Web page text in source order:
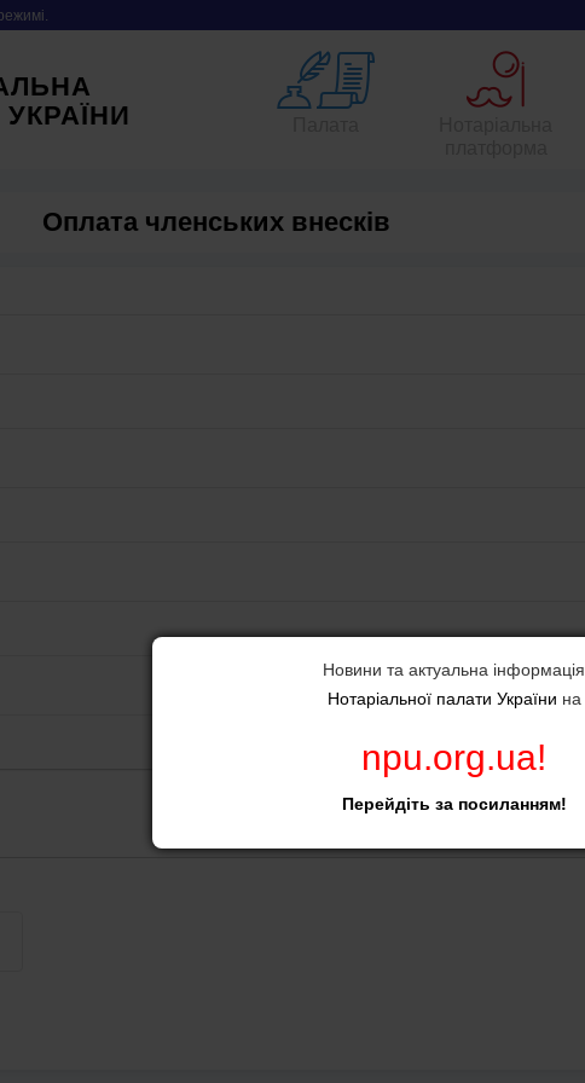
Оплата членських внесків
Новини та актуальна інформація
Нотаріальної палати України на
npu.org.ua!
Перейдіть за посиланням!